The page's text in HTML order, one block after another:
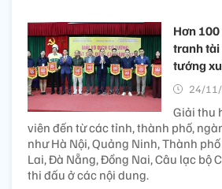
Hơn
tranh tài
tướng
24/
Giải thu
viên đến từ các tỉnh, thành phố,
như Hà Nội, Quảng Ninh, Thành
Lai, Đà Nẵng, Đồng Nai, Câu lạc bộ
thi đấu ở các nội dung.